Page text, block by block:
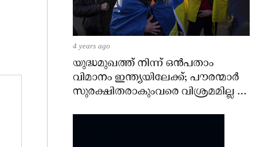
4 years ago
യുദ്ധമുഖത്ത് നിന്ന് ഒൻപതാം
വിമാനം ഇന്ത്യയിലേക്ക്; പൗരന്മാർ
സുരക്ഷിതരാകുംവരെ വിശ്രമമില്ല –